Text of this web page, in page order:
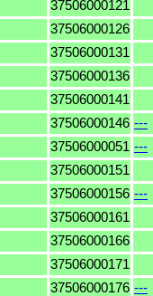
37506000121
37506000126
37506000131
37506000136
37506000141
37506000146 ---
37506000051 ---
37506000151
37506000156 ---
37506000161
37506000166
37506000171
37506000176 ---